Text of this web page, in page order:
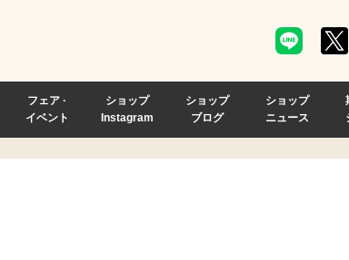
フェア ·
イベント
ショップ
Instagram
ショップ
ブログ
ショップ
ニュース